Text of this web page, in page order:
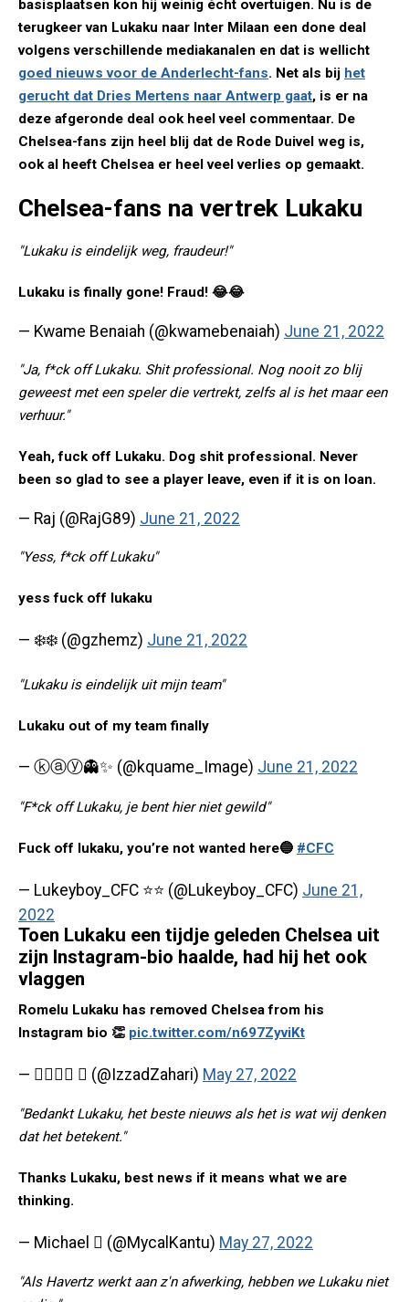
basisplaatsen kon hij weinig écht overtuigen. Nu is de
terugkeer van Lukaku naar Inter Milaan een done deal
volgens verschillende mediakanalen en dat is wellicht
goed nieuws voor de Anderlecht-fans. Net als bij het
gerucht dat Dries Mertens naar Antwerp gaat, is er na
deze afgeronde deal ook heel veel commentaar. De
Chelsea-fans zijn heel blij dat de Rode Duivel weg is,
ook al heeft Chelsea er heel veel verlies op gemaakt.
Chelsea-fans na vertrek Lukaku
"Lukaku is eindelijk weg, fraudeur!"
Lukaku is finally gone! Fraud! 😂😂
— Kwame Benaiah (@kwamebenaiah) June 21, 2022
"Ja, f*ck off Lukaku. Shit professional. Nog nooit zo blij
geweest met een speler die vertrekt, zelfs al is het maar een
verhuur."
Yeah, fuck off Lukaku. Dog shit professional. Never
been so glad to see a player leave, even if it is on loan.
— Raj (@RajG89) June 21, 2022
"Yess, f*ck off Lukaku"
yess fuck off lukaku
— ❄️❄️ (@gzhemz) June 21, 2022
"Lukaku is eindelijk uit mijn team"
Lukaku out of my team finally
— ⓚⓐⓨ👻✨ (@kquame_Image) June 21, 2022
"F*ck off Lukaku, je bent hier niet gewild"
Fuck off lukaku, you’re not wanted here🔵 #CFC
— Lukeyboy_CFC ⭐⭐ (@Lukeyboy_CFC) June 21,
2022
Toen Lukaku een tijdje geleden Chelsea uit
zijn Instagram-bio haalde, had hij het ook
vlaggen
Romelu Lukaku has removed Chelsea from his
Instagram bio 👏 pic.twitter.com/n697ZyviKt
— 𝕴𝖏𝖆𝖉  (@IzzadZahari) May 27, 2022
"Bedankt Lukaku, het beste nieuws als het is wat wij denken
dat het betekent."
Thanks Lukaku, best news if it means what we are
thinking.
— Michael  (@MycalKantu) May 27, 2022
"Als Havertz werkt aan z'n afwerking, hebben we Lukaku niet